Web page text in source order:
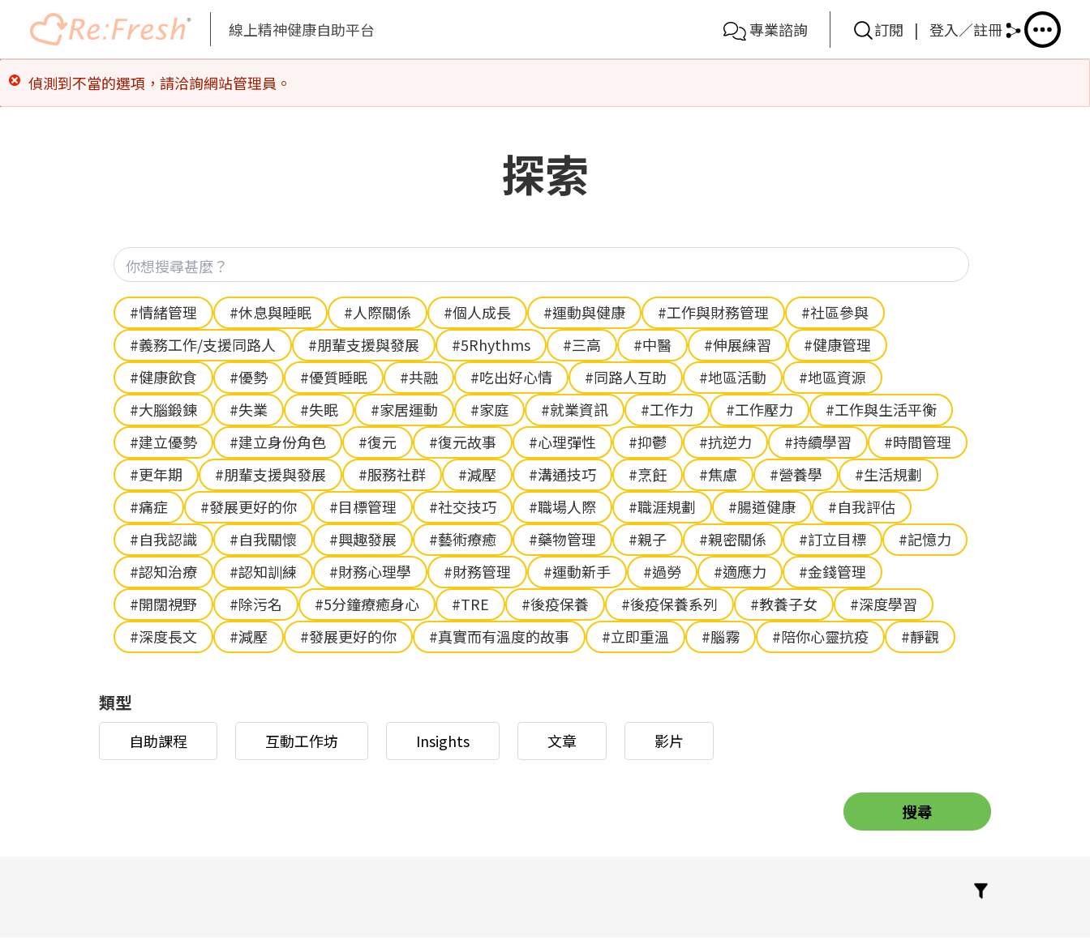
移
至
主
錯
誤
偵測到不當的選項，請洽詢網站管理員。
線上精神健康自助平台 專業諮詢 訂閱 | 登入／註冊
探索
Hashtag
#情緒管理 #休息與睡眠 #人際關係 #個人成長 #運動與健康 #工作與財務管理
#社區參與
#義務工作/支援同路人
#朋輩支援與發展 #5Rhythms #三高 #中醫 #伸展練習
#健康管理
#健康飲食
#優勢 #優質睡眠 #共融 #吃出好心情 #同路人互助 #地區活動
#地區資源
#大腦鍛鍊
#失業 #失眠 #家居運動 #家庭 #就業資訊 #工作力 #工作壓力
#工作與生活平衡
#建立優勢
#建立身份角色 #復元 #復元故事 #心理彈性 #抑鬱 #抗逆力 #持續學習
#時間管理
#更年期
#朋輩支援與發展 #服務社群 #減壓 #溝通技巧 #烹飪 #焦慮 #營養學
#生活規劃
#痛症
#發展更好的你 #目標管理 #社交技巧 #職場人際 #職涯規劃 #腸道健康
#自我評估
#自我認識
#自我關懷 #興趣發展 #藝術療癒 #藥物管理 #親子 #親密關係 #訂立目標
#記憶力
#認知治療
#認知訓練 #財務心理學 #財務管理 #運動新手 #過勞 #適應力
#金錢管理
#開闊視野
#除污名 #5分鐘療癒身心 #TRE #後疫保養 #後疫保養系列 #教養子女
#深度學習
#深度長文
#減壓 #發展更好的你 #真實而有溫度的故事 #立即重溫 #腦霧 #陪你心靈抗疫 #靜觀
類型
自助課程 互動工作坊 Insights 文章 影片